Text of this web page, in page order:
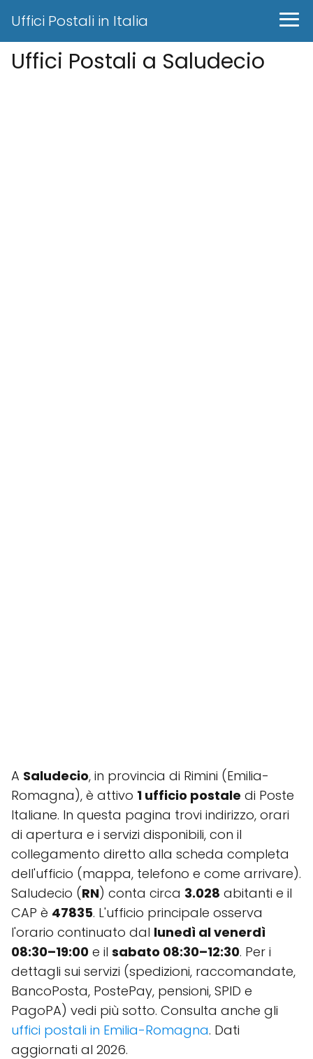
Uffici Postali in Italia
Uffici Postali a Saludecio
A Saludecio, in provincia di Rimini (Emilia-
Romagna), è attivo 1 ufficio postale di Poste
Italiane. In questa pagina trovi indirizzo, orari
di apertura e i servizi disponibili, con il
collegamento diretto alla scheda completa
dell'ufficio (mappa, telefono e come arrivare).
Saludecio (RN) conta circa 3.028 abitanti e il
CAP è 47835. L'ufficio principale osserva
l'orario continuato dal lunedì al venerdì
08:30–19:00 e il sabato 08:30–12:30. Per i
dettagli sui servizi (spedizioni, raccomandate,
BancoPosta, PostePay, pensioni, SPID e
PagoPA) vedi più sotto. Consulta anche gli
uffici postali in Emilia-Romagna. Dati
aggiornati al 2026.